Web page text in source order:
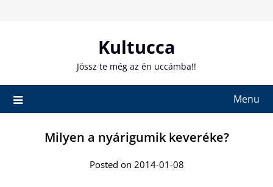
Kultucca
Jössz te még az én uccámba!!
Menu
Milyen a nyárigumik keveréke?
Posted on 2014-01-08